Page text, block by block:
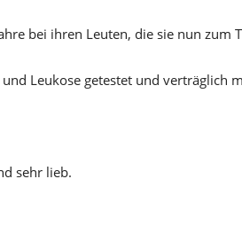
bei ihren Leuten, die sie nun zum
und Leukose getestet und verträglich
sehr lieb.